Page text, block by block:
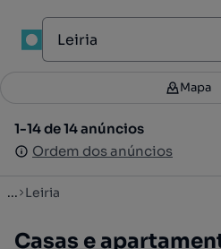
Filtros 3
1-14 de 14 anúncios
Ordem dos anúncios
Mapa
1-14 de 14 anúncios
Ordem dos anúncios
... Leiria
Casas e